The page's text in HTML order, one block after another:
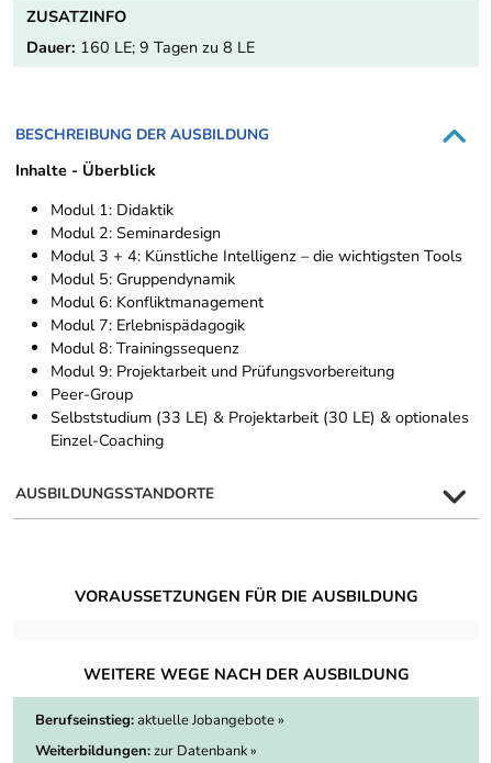
ZUSATZINFO
Dauer: 160 LE; 9 Tagen zu 8 LE
BESCHREIBUNG DER AUSBILDUNG
Inhalte - Überblick
Modul 1: Didaktik
Modul 2: Seminardesign
Modul 3 + 4: Künstliche Intelligenz – die wichtigsten Tools
Modul 5: Gruppendynamik
Modul 6: Konfliktmanagement
Modul 7: Erlebnispädagogik
Modul 8: Trainingssequenz
Modul 9: Projektarbeit und Prüfungsvorbereitung
Peer-Group
Selbststudium (33 LE) & Projektarbeit (30 LE) & optionales
Einzel-Coaching
AUSBILDUNGSSTANDORTE
VORAUSSETZUNGEN FÜR DIE AUSBILDUNG
WEITERE WEGE NACH DER AUSBILDUNG
Berufseinstieg:aktuelle Jobangebote »
Weiterbildungen:zur Datenbank »